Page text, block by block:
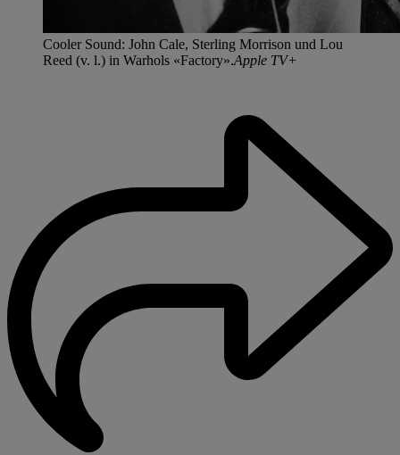
Cooler Sound: John Cale, Sterling Morrison und Lou
Reed (v. l.) in Warhols «Factory».Apple TV+